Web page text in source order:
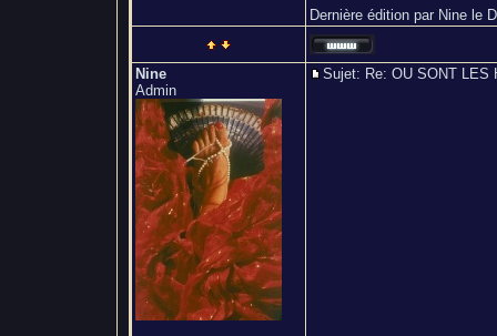
Dernière édition par Nine le
Nine
Admin
Sujet: Re: OU SONT